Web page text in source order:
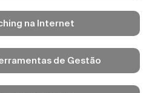
na Internet
de Gestão